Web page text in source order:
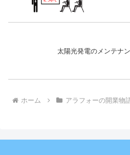
太陽光発電のメンテナ
ホーム アラフォーの開業物